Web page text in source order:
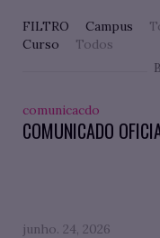
FILTRO
Campus
Curso
comunicacdo
COMUNICADO
junho. 24, 2026